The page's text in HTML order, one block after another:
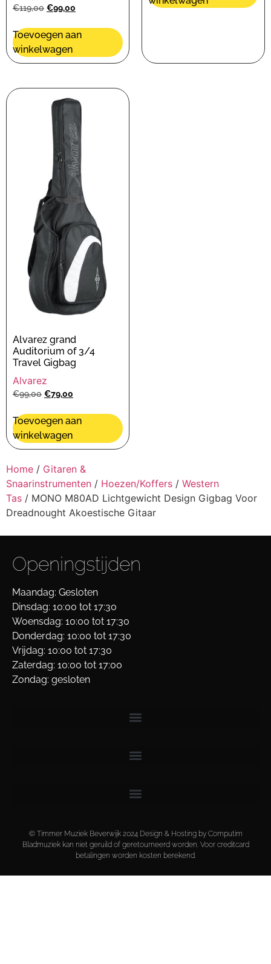
€119,00 €99,00
Toevoegen aan
winkelwagen
Alvarez grand
Auditorium of 3/4
Travel Gigbag
Alvarez
€99,00 €79,00
Toevoegen aan
winkelwagen
Home / Gitaren &
Snaarinstrumenten / Hoezen/Koffers / Western
Tas / MONO M80AD Lichtgewicht Design Gigbag Voor
Dreadnought Akoestische Gitaar
Openingstijden
Maandag: Gesloten
Dinsdag: 10:00 tot 17:30
Woensdag: 10:00 tot 17:30
Donderdag: 10:00 tot 17:30
Vrijdag: 10:00 tot 17:30
Zaterdag: 10:00 tot 17:00
Zondag: gesloten
© Timmer Muziek Beverwijk 2024 Design & Hosting by Computim
Bladmuziek kan niet geruild of geretourneerd worden. Voor creditcard
betalingen worden kosten berekend.